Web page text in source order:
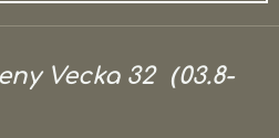
Vecka 32（03.8-